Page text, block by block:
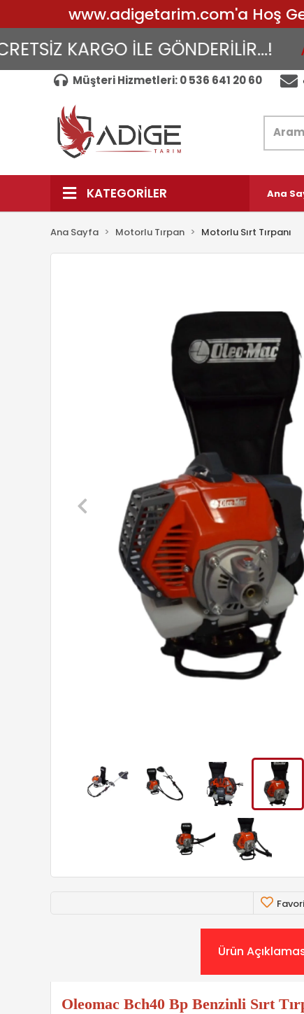
www.adigetarim.com'a Hoş
KARGO İLE GÖNDERİLİR...!
Müşteri Hizmetleri: 0 536 641 20 60
KATEGORİLER Ana
Ana Sayfa Motorlu Tırpan Motorlu Sırt Tırpanı
Ürün
Oleomac Bch40 Bp Benzinli Sırt